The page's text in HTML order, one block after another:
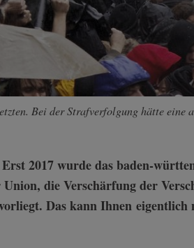
Bei der Strafverfolgung hätte eine
2017 wurde das baden-
die Verschärfung der
Das kann Ihnen eigentlich